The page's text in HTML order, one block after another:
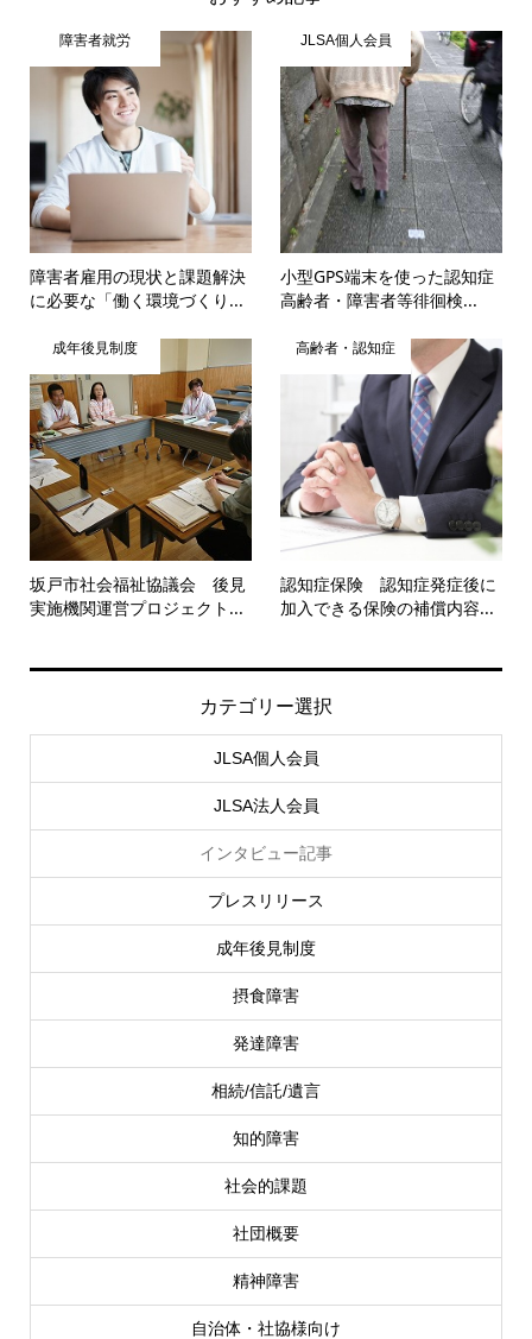
障害者就労
障害者雇用の現状と課題解決
に必要な「働く環境づくり...
JLSA個人会員
小型GPS端末を使った認知症
高齢者・障害者等徘徊検...
成年後見制度
坂戸市社会福祉協議会 後見
実施機関運営プロジェクト...
高齢者・認知症
認知症保険 認知症発症後に
加入できる保険の補償内容...
カテゴリー選択
JLSA個人会員
JLSA法人会員
インタビュー記事
プレスリリース
成年後見制度
摂食障害
発達障害
相続/信託/遺言
知的障害
社会的課題
社団概要
精神障害
自治体・社協様向け